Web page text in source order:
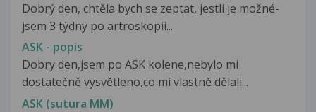
Dobrý den, chtěla bych se zeptat, jestli je možné-
jsem 3 týdny po artroskopii...
ASK - popis
Dobry den,jsem po ASK kolene,nebylo mi
dostatečně vysvětleno,co mi vlastně dělali...
ASK (sutura MM)